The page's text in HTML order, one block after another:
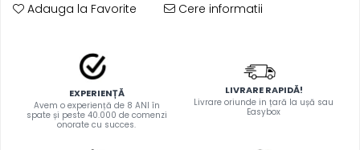
BABY ON BOARD
LOW STICKERS
Adauga la Favorite Cere informatii
EXPERIENȚĂ
Avem o experiență de 8 ANI în
spate și peste 40.000 de comenzi
onorate cu succes.
LIVRARE RAPIDĂ!
Livrare oriunde in țară la ușă sau
Easybox